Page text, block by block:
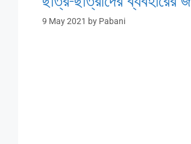
9 May 2021 by Pabani